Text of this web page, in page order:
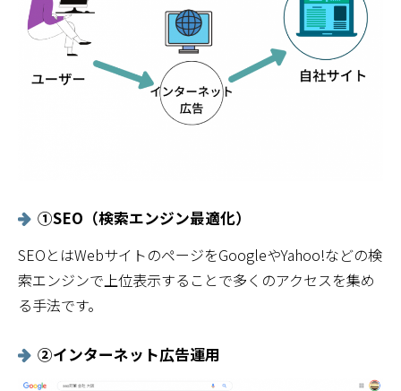
①SEO（検索エンジン最適化）
SEOとはWebサイトのページをGoogleやYahoo!などの検
索エンジンで上位表示することで多くのアクセスを集め
る手法です。
②インターネット広告運用